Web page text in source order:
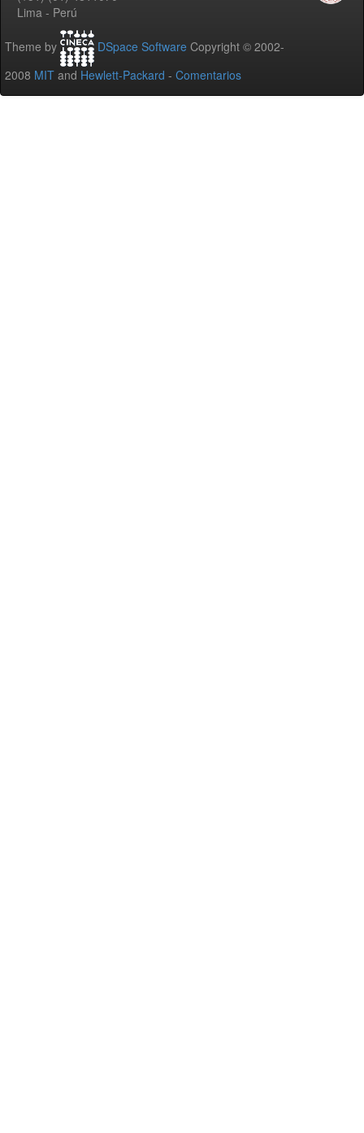
Lima - Perú
Theme by DSpace Software Copyright © 2002-
2008 MIT and Hewlett-Packard - Comentarios